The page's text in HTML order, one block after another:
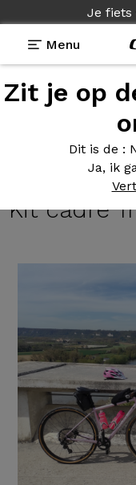
Je fiets
Menu
Zit je op
Dit is de :
Ja, ik
Getuigenissen>
Roues Prymahl
Gravel
1x11 -
Kit cadre